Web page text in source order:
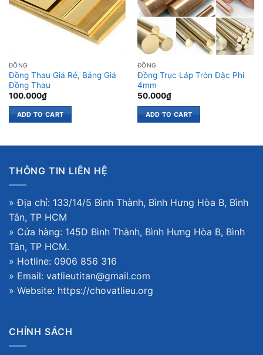
ĐỒNG
Đồng Thau Giá Rẻ, Bảng Giá
Đồng Thau
100.000₫
ADD TO CART
ĐỒNG
Đồng Trục Láp Tròn Đặc Phi
4mm
50.000₫
ADD TO CART
THÔNG TIN LIÊN HỆ
» Địa chỉ: 133/14/5 Bình Thành, Bình Hưng Hòa B, Bình
Tân, TP HCM
» Cửa hàng: 145D Bình Thành, Bình Hưng Hòa B, Bình
Tân, TP HCM.
» Hotline: 0906 856 316
» Email: vatlieutitan@gmail.com
» Website: https://chovatlieu.org
CHÍNH SÁCH